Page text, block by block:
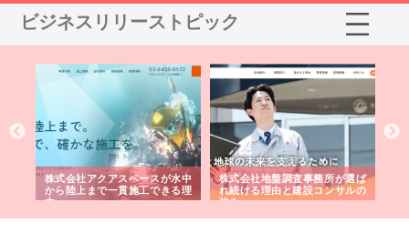
ビジネスリリーストピック
株式会社アクアスペースが水中
から陸上まで一貫施工できる理
由
株式会社地盤調査事務所が選ば
れ続ける理由と建設コンサルの
強み